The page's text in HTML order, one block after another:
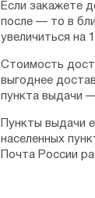
Если закажете
после — то в
увеличиться на
Стоимость
выгоднее
пункта выдачи
Пункты выдачи
населенных
Почта России